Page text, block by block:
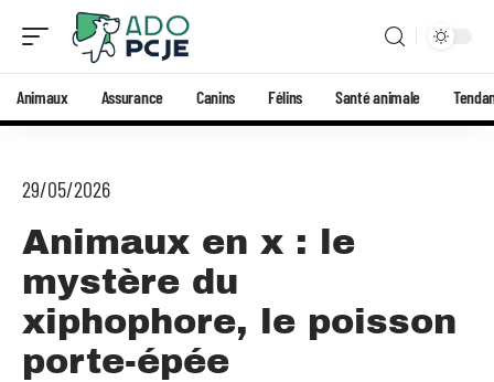
Animaux Assurance Canins Félins Santé animale
29/05/2026
Animaux en x : le
mystère du
xiphophore, le poisson
porte-épée